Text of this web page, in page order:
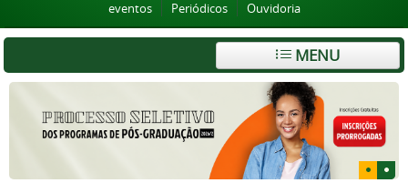
eventos
Periódicos Ouvidoria
MENU